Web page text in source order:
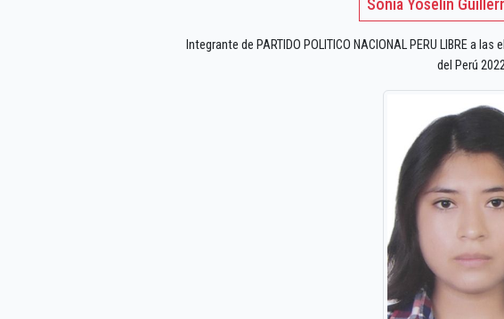
Sonia Yoselin
Integrante de PARTIDO POLITICO NACIONAL PERU LIBRE a
del Perú